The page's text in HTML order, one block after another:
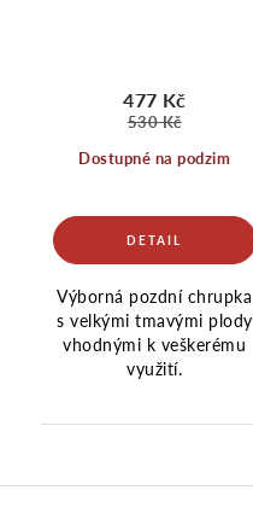
Dostupné na podzim
477 Kč
530 Kč
Výborná pozdní chrupka
s velkými tmavými plody
vhodnými k veškerému
využití.